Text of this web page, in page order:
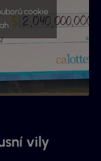
cookie
vily